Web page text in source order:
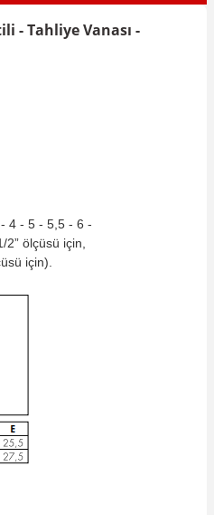
- Tahliye Vanası -
4 - 5 - 5,5 - 6 -
ölçüsü için,
için).